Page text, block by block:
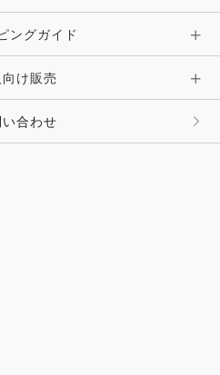
ライダーがトレーニングを
のこんな感じで、どうで
な馬の輸送を目指して！
ングガイド
け販売
い合わせ